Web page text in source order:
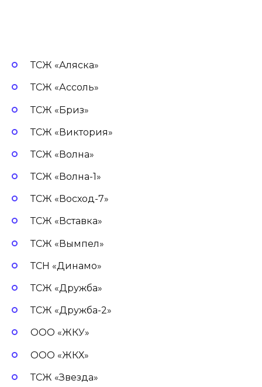
ТСЖ «Аляска»
ТСЖ «Ассоль»
ТСЖ «Бриз»
ТСЖ «Виктория»
ТСЖ «Волна»
ТСЖ «Волна-1»
ТСЖ «Восход-7»
ТСЖ «Вставка»
ТСЖ «Вымпел»
ТСН «Динамо»
ТСЖ «Дружба»
ТСЖ «Дружба-2»
ООО «ЖКУ»
ООО «ЖКХ»
ТСЖ «Звезда»